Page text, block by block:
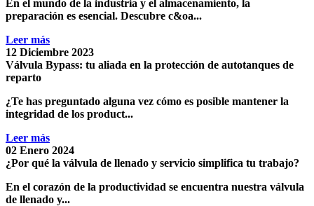
En el mundo de la industria y el almacenamiento, la
preparación es esencial. Descubre c&oa...
Leer más
12 Diciembre 2023
Válvula Bypass: tu aliada en la protección de autotanques de
reparto
¿Te has preguntado alguna vez cómo es posible mantener la
integridad de los product...
Leer más
02 Enero 2024
¿Por qué la válvula de llenado y servicio simplifica tu trabajo?
En el corazón de la productividad se encuentra nuestra válvula
de llenado y...